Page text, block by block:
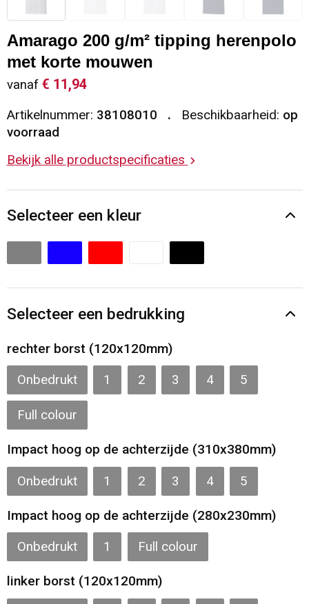
Sleutelhangers en Lanyards
Snoepgoed
Spellen voor binnen en buiten
Sport
Veiligheid, Auto en Fiets
Waterflesjes
Vesten
Gilets
Restauranttextiel
Reflecterende vesten
Hoofdbescherming
Reflecterende polo's
Handschoenen en Sjaals
Oog- en gelaatsbescherming
Gilets
Kledingaccessoires
Amarago 200 g/m² tipping herenpolo
met korte mouwen
vanaf € 11,94
Artikelnummer: 38108010 Beschikbaarheid: op
voorraad
Bekijk alle productspecificaties
Selecteer een kleur
Selecteer een bedrukking
rechter borst (120x120mm)
Onbedrukt 1 2 3 4 5
Full colour
Impact hoog op de achterzijde (310x380mm)
Onbedrukt 1 2 3 4 5
Impact hoog op de achterzijde (280x230mm)
Onbedrukt 1 Full colour
linker borst (120x120mm)